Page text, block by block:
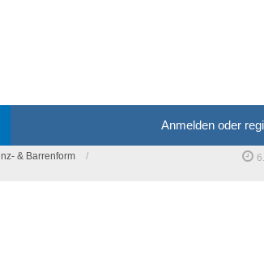
Anmelden oder
& Barrenform